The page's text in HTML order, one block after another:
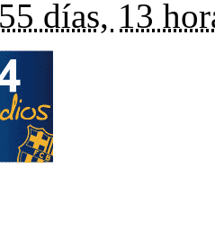
días, 13